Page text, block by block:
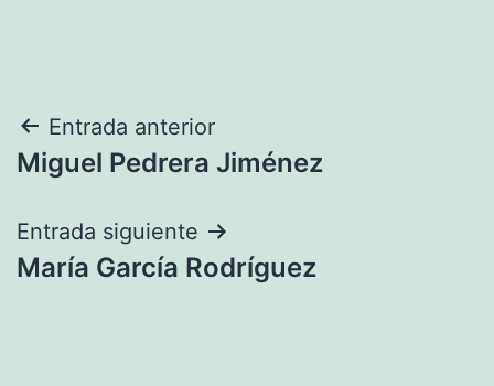
Navegación
de
entradas
Entrada anterior
Miguel Pedrera Jiménez
Entrada siguiente
María García Rodríguez